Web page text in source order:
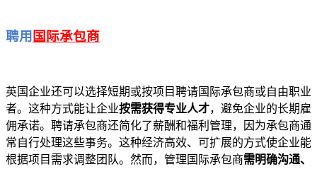
聘用 国际承包商
英国企业还可以选择短期或按项目聘请国际承包商或自由职业
者。这种方式能让企业按需获得专业人才，避免企业的长期雇
佣承诺。聘请承包商还简化了薪酬和福利管理，因为承包商通
常自行处理这些事务。这种经济高效、可扩展的方式使企业能
根据项目需求调整团队。然而，管理国际承包商需明确沟通、